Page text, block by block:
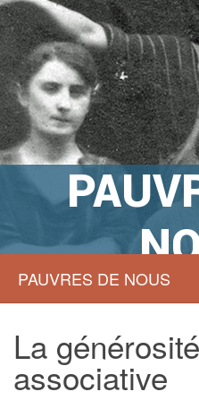
Actions
PAUVRES DE NOUS
La
associative